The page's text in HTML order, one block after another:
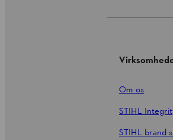
Om os
STIHL
STIHL brand